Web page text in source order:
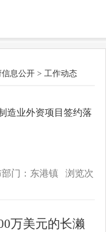
信息公开 > 工作动态
造业外资项目签约落
门：东港镇 浏览次
万美元的长濑